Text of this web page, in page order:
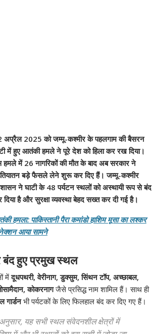
अप्रैल 2025 को जम्मू-कश्मीर के पहलगाम की बैसरन
में हुए आतंकी हमले ने पूरे देश को हिला कर रख दिया।
हमले में 26 नागरिकों की मौत के बाद अब सरकार ने
बड़े फैसले लेने शुरू कर दिए हैं। जम्मू-कश्मीर
ने घाटी के 48 पर्यटन स्थलों को अस्थायी रूप से बंद
दिया है और सुरक्षा व्यवस्था बेहद सख्त कर दी गई है।
हमला: पाकिस्तानी पैरा कमांडो हाशिम मूसा का लश्कर
आया सामने
बंद हुए प्रमुख स्थल
मेंदूधपथरी, वेरीनाग, डुक्सुम, सिंथन टॉप, अच्छाबल,
कोकरनागजैसे प्रसिद्ध नाम शामिल हैं। साथ ही
गार्डनभी पर्यटकों के लिए फिलहाल बंद कर दिए गए हैं।
यह सभी स्थल संवेदनशील क्षेत्रों में